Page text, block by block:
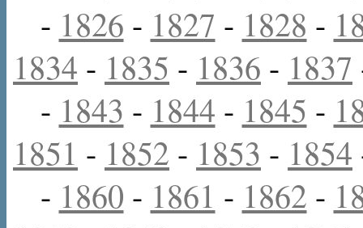
- 1826 - 1827 - 1828 -
1834 - 1835 - 1836 - 1837
- 1843 - 1844 - 1845 -
1851 - 1852 - 1853 - 1854
- 1860 - 1861 - 1862 -